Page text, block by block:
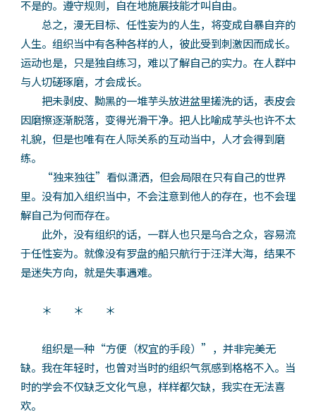
不是的。遵守规则，自在地施展技能才叫自由。
总之，漫无目标、任性妄为的人生，将变成自暴自弃的
人生。组织当中有各种各样的人，彼此受到刺激因而成长。
运动也是，只是独自练习，难以了解自己的实力。在人群中
与人切磋琢磨，才会成长。
把未剥皮、黝黑的一堆芋头放进盆里搓洗的话，表皮会
因磨擦逐渐脱落，变得光滑干净。把人比喻成芋头也许不太
礼貌，但是也唯有在人际关系的互动当中，人才会得到磨
练。
“独来独往”看似潇洒，但会局限在只有自己的世界
里。没有加入组织当中，不会注意到他人的存在，也不会理
解自己为何而存在。
此外，没有组织的话，一群人也只是乌合之众，容易流
于任性妄为。就像没有罗盘的船只航行于汪洋大海，结果不
是迷失方向，就是失事遇难。
＊ ＊ ＊
组织是一种“方便（权宜的手段）”，并非完美无
缺。我在年轻时，也曾对当时的组织气氛感到格格不入。当
时的学会不仅缺乏文化气息，样样都欠缺，我实在无法喜
欢。